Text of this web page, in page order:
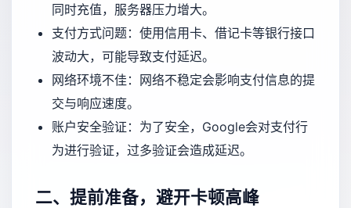
同时充值，服务器压力增大。
支付方式问题：使用信用卡、借记卡等银行接口
波动大，可能导致支付延迟。
网络环境不佳：网络不稳定会影响支付信息的提
交与响应速度。
账户安全验证：为了安全，Google会对支付行
为进行验证，过多验证会造成延迟。
二、提前准备，避开卡顿高峰